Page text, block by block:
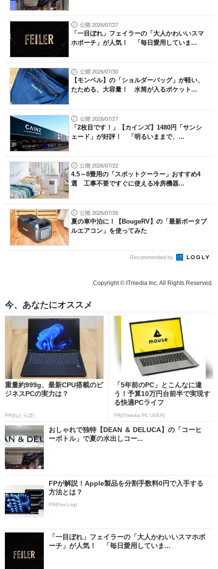
公開 2026/07/27
「一目ぼれ」フェイラーの「大人かわいいスマ
ホポーチ」が人気！ 「毎日愛用していま...
公開 2026/07/30
【モンベル】の「ショルダーバッグ」が軽い、
たためる、大容量！ 水筒が入るポケット...
公開 2026/07/27
「2枚目です！」【カインズ】1480円「サンシ
ェード」が好評！ 「明るいままで、...
公開 2026/07/22
4.5～8畳用の「スポットクーラー」おすすめ4
選 工事不要ですぐに使える冷房機器...
公開 2026/07/26
夏の車中泊に！【BougeRV】の「最新ポータブ
ルエアコン」を使ってみた
Recommended by
Copyright © ITmedia Inc. All Rights Reserved.
今、あなたにオススメ
重量約999g、最新CPU搭載のビ
ジネスPCの実力は？
PR(ねとらぼ)
「5年前のPC」とこんなに違
う！予算10万円台前半で実現す
る快適PCライフ
PR(ITmedia PC USER)
おしゃれで独特【DEAN ＆ DELUCA】の「コーヒ
ーボトル」で夏の水出しコー...
FPが解説！Apple製品を分割手数料0円で入手する
方法とは？
PR(Fav-Log)
「一目ぼれ」フェイラーの「大人かわいいスマホポ
ーチ」が人気！ 「毎日愛用していま...